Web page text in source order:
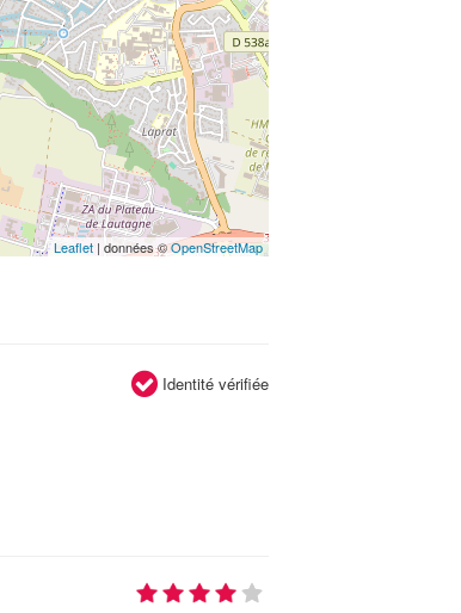
Leaflet| données ©OpenStreetMap
Identité vérifiée